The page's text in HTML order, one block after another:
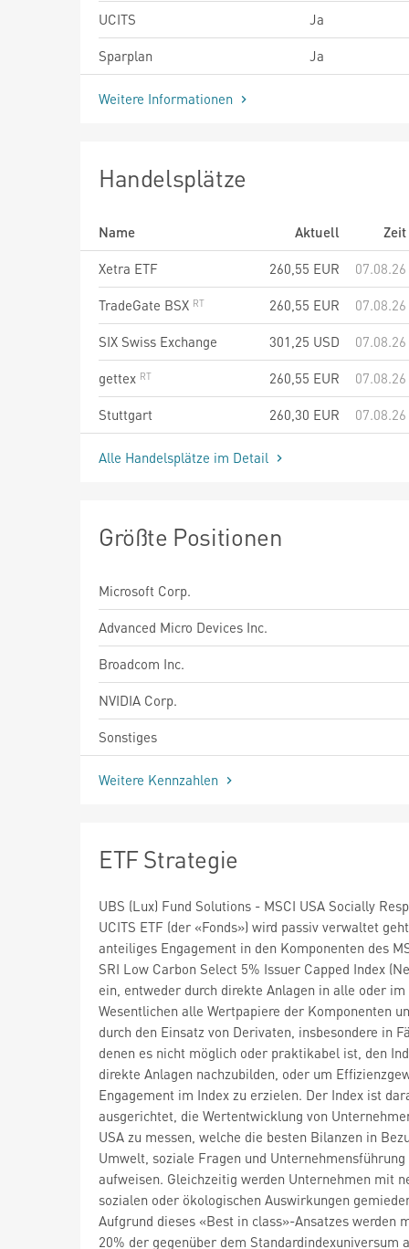
UCITS
Ja
Sparplan
Ja
Weitere Informationen
Handelsplätze
Name Aktuell
Zeit
Xetra ETF
260,55 EUR
07.08.26
TradeGate BSX
260,55 EUR
07.08.26
SIX Swiss Exchange
301,25 USD
07.08.26
gettex
260,55 EUR
07.08.26
Stuttgart
260,30 EUR 07.08.26
Alle Handelsplätze im Detail
Größte Positionen
Microsoft Corp.
Advanced Micro Devices Inc.
Broadcom Inc.
NVIDIA Corp.
Sonstiges
Weitere Kennzahlen
ETF Strategie
UBS (Lux) Fund Solutions - MSCI USA Socially
UCITS ETF (der «Fonds») wird passiv verwaltet
anteiliges Engagement in den Komponenten des
SRI Low Carbon Select 5% Issuer Capped Index
ein, entweder durch direkte Anlagen in alle oder im
Wesentlichen alle Wertpapiere der Komponenten
durch den Einsatz von Derivaten, insbesondere in
denen es nicht möglich oder praktikabel ist, den
direkte Anlagen nachzubilden, oder um
Engagement im Index zu erzielen. Der Index ist
ausgerichtet, die Wertentwicklung von
USA zu messen, welche die besten Bilanzen in
Umwelt, soziale Fragen und Unternehmensführung
aufweisen. Gleichzeitig werden Unternehmen mit
sozialen oder ökologischen Auswirkungen
Aufgrund dieses «Best in class»-Ansatzes werden
20% der gegenüber dem Standardindexuniversum